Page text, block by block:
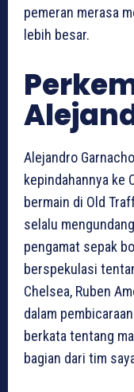
pemeran merasa
lebih besar.
Alejandro
kepindahannya ke
bermain di Old
selalu
pengamat sepak
berspekulasi
Chelsea, Ruben
dalam
berkata tentang
bagian dari tim